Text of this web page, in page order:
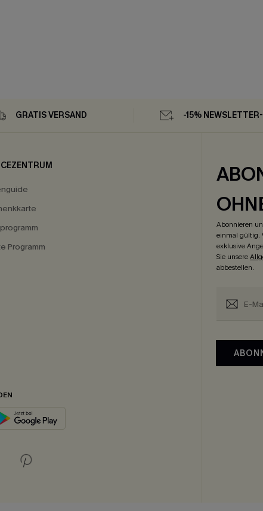
GRATIS VERSAND -15%
Programm
Abonnieren
einmal gültig.
exklusive
Sie unsere
abbestellen.